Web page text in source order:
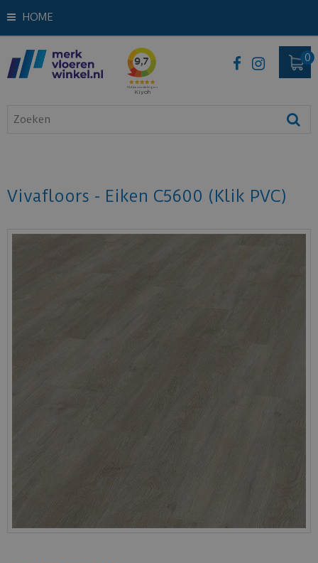
HOME
Vivafloors - Eiken C5600 (Klik PVC)